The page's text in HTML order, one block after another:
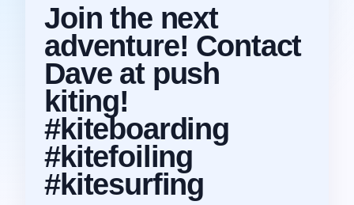
Join the next
adventure! Contact
Dave at push
kiting!
#kiteboarding
#kitefoiling
#kitesurfing